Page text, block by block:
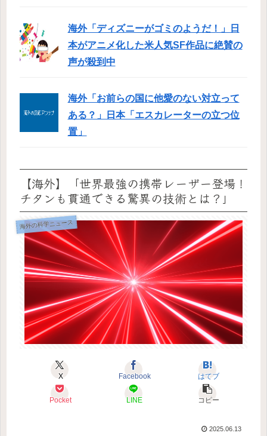
海外「ディズニーがゴミのようだ！」日
本がアニメ化した米人気SF作品に絶賛の
声が殺到中
海外「お前らの国に他愛のない対立って
ある？」日本「エスカレーターの立つ位
置」
【海外】「世界最強の携帯レーザー登場！
チタンも貫通できる驚異の技術とは？」
海外の科学ニュース
X Facebook はてブ
Pocket LINE コピー
2025.06.13